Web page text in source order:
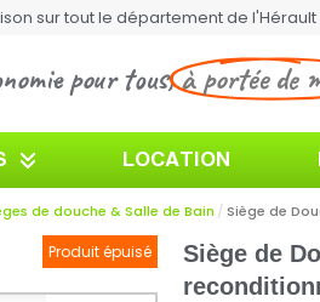
sur tout le département de l'Hérault
pour tous,à portée de
LOCATION
de douche & Salle de Bain Siège de
Produit épuisé
Siège de